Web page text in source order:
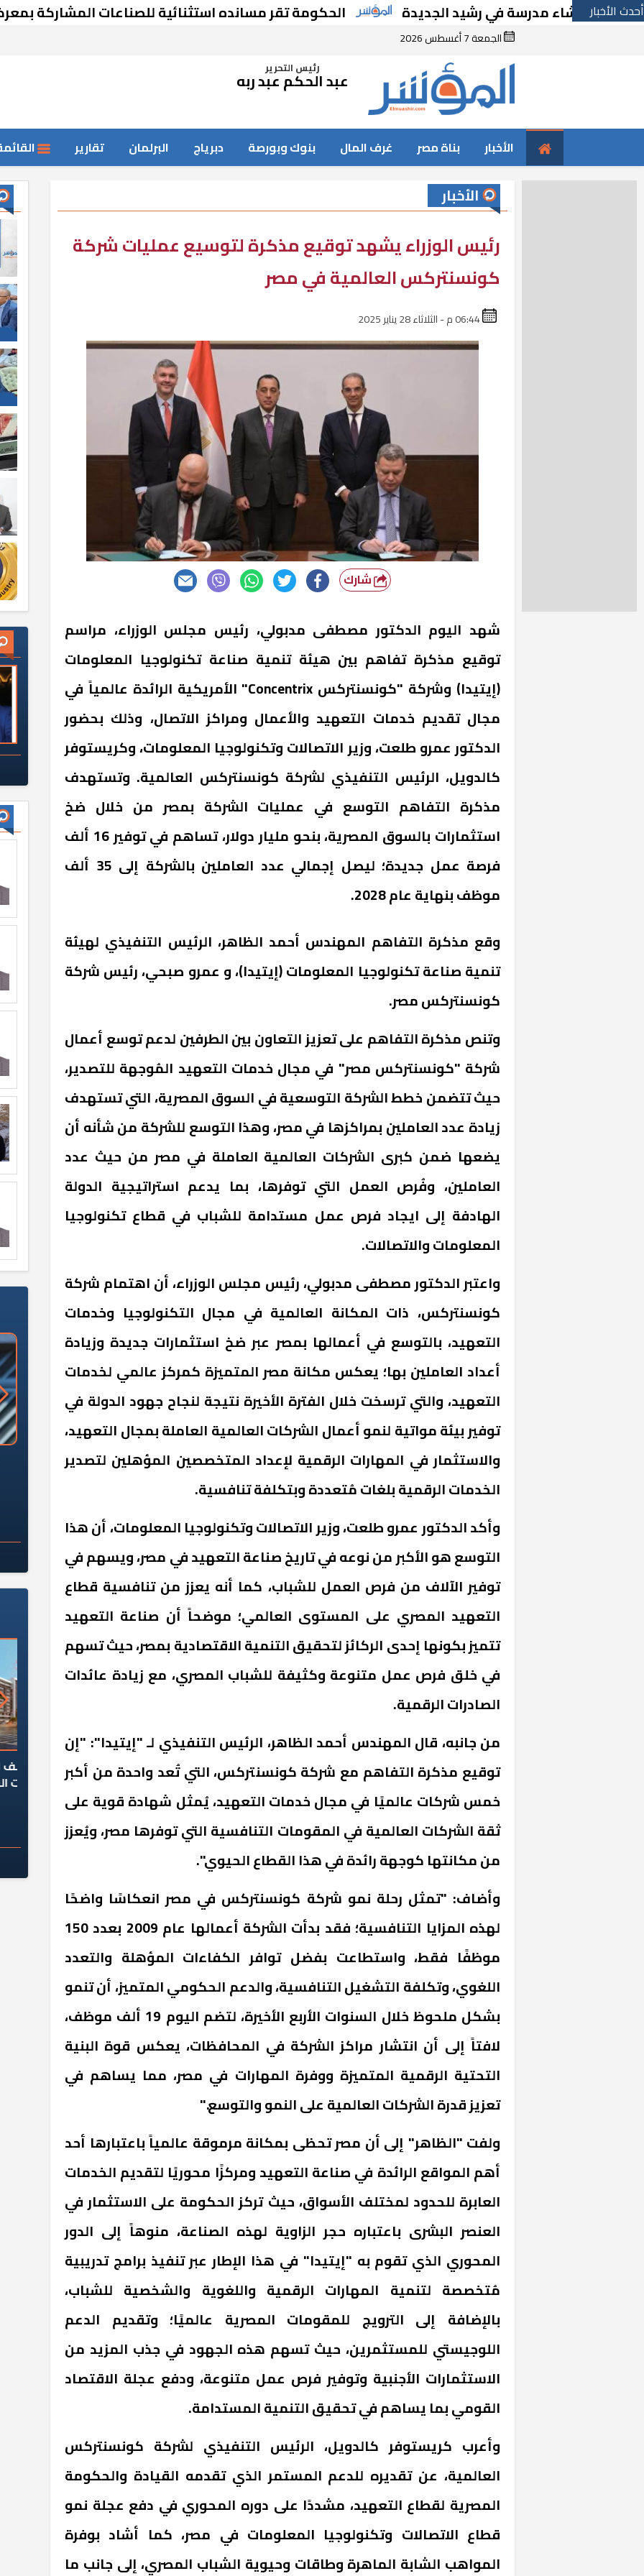
أحدث الأخبار
بإنشاء مدرسة في رشيد الجديدة الحكومة تقر مسانده استثنائية للصناعات المشاركة بمعرض
الجمعة 7 أغسطس 2026
رئيس التحرير
عبد الحكم عبد ربه
الأخبار بناة مصر غرف المال بنوك وبورصة دبرياج البرلمان تقارير
الأخبار
رئيس الوزراء يشهد توقيع مذكرة لتوسيع عمليات شركة
كونسنتركس العالمية في مصر
شارك
شهد اليوم الدكتور مصطفى مدبولي، رئيس مجلس الوزراء، مراسم
توقيع مذكرة تفاهم بين هيئة تنمية صناعة تكنولوجيا المعلومات
(إيتيدا) وشركة "كونسنتركس Concentrix" الأمريكية الرائدة عالمياً في
مجال تقديم خدمات التعهيد والأعمال ومراكز الاتصال، وذلك بحضور
الدكتور عمرو طلعت، وزير الاتصالات وتكنولوجيا المعلومات، وكريستوفر
كالدويل، الرئيس التنفيذي لشركة كونسنتركس العالمية. وتستهدف
مذكرة التفاهم التوسع في عمليات الشركة بمصر من خلال ضخ
استثمارات بالسوق المصرية، بنحو مليار دولار، تساهم في توفير 16 ألف
فرصة عمل جديدة؛ ليصل إجمالي عدد العاملين بالشركة إلى 35 ألف
موظف بنهاية عام 2028.
وقع مذكرة التفاهم المهندس أحمد الظاهر، الرئيس التنفيذي لهيئة
تنمية صناعة تكنولوجيا المعلومات (إيتيدا)، و عمرو صبحي، رئيس شركة
كونسنتركس مصر.
وتنص مذكرة التفاهم على تعزيز التعاون بين الطرفين لدعم توسع أعمال
شركة "كونسنتركس مصر" في مجال خدمات التعهيد المُوجهة للتصدير،
حيث تتضمن خطط الشركة التوسعية في السوق المصرية، التي تستهدف
زيادة عدد العاملين بمراكزها في مصر، وهذا التوسع للشركة من شأنه أن
يضعها ضمن كبرى الشركات العالمية العاملة في مصر من حيث عدد
العاملين، وفُرص العمل التي توفرها، بما يدعم استراتيجية الدولة
الهادفة إلى ايجاد فرص عمل مستدامة للشباب في قطاع تكنولوجيا
المعلومات والاتصالات.
واعتبر الدكتور مصطفى مدبولي، رئيس مجلس الوزراء، أن اهتمام شركة
كونسنتركس، ذات المكانة العالمية في مجال التكنولوجيا وخدمات
التعهيد، بالتوسع في أعمالها بمصر عبر ضخ استثمارات جديدة وزيادة
أعداد العاملين بها؛ يعكس مكانة مصر المتميزة كمركز عالمي لخدمات
التعهيد، والتي ترسخت خلال الفترة الأخيرة نتيجة لنجاح جهود الدولة في
توفير بيئة مواتية لنمو أعمال الشركات العالمية العاملة بمجال التعهيد،
والاستثمار في المهارات الرقمية لإعداد المتخصصين المؤهلين لتصدير
الخدمات الرقمية بلغات مُتعددة وبتكلفة تنافسية.
وأكد الدكتور عمرو طلعت، وزير الاتصالات وتكنولوجيا المعلومات، أن هذا
التوسع هو الأكبر من نوعه في تاريخ صناعة التعهيد في مصر، ويسهم في
توفير الآلاف من فرص العمل للشباب، كما أنه يعزز من تنافسية قطاع
التعهيد المصري على المستوى العالمي؛ موضحاً أن صناعة التعهيد
تتميز بكونها إحدى الركائز لتحقيق التنمية الاقتصادية بمصر، حيث تسهم
في خلق فرص عمل متنوعة وكثيفة للشباب المصري، مع زيادة عائدات
الصادرات الرقمية.
من جانبه، قال المهندس أحمد الظاهر، الرئيس التنفيذي لـ "إيتيدا": "إن
توقيع مذكرة التفاهم مع شركة كونسنتركس، التي تُعد واحدة من أكبر
خمس شركات عالميًا في مجال خدمات التعهيد، يُمثل شهادة قوية على
ثقة الشركات العالمية في المقومات التنافسية التي توفرها مصر، ويُعزز
من مكانتها كوجهة رائدة في هذا القطاع الحيوي".
وأضاف: "تمثل رحلة نمو شركة كونسنتركس في مصر انعكاسًا واضحًا
لهذه المزايا التنافسية؛ فقد بدأت الشركة أعمالها عام 2009 بعدد 150
موظفًا فقط، واستطاعت بفضل توافر الكفاءات المؤهلة والتعدد
اللغوي، وتكلفة التشغيل التنافسية، والدعم الحكومي المتميز، أن تنمو
بشكل ملحوظ خلال السنوات الأربع الأخيرة، لتضم اليوم 19 ألف موظف،
لافتاً إلى أن انتشار مراكز الشركة في المحافظات، يعكس قوة البنية
التحتية الرقمية المتميزة ووفرة المهارات في مصر، مما يساهم في
تعزيز قدرة الشركات العالمية على النمو والتوسع."
ولفت "الظاهر" إلى أن مصر تحظى بمكانة مرموقة عالمياً باعتبارها أحد
أهم المواقع الرائدة في صناعة التعهيد ومركزًا محوريًا لتقديم الخدمات
العابرة للحدود لمختلف الأسواق، حيث تركز الحكومة على الاستثمار في
العنصر البشرى باعتباره حجر الزاوية لهذه الصناعة، منوهاً إلى الدور
المحوري الذي تقوم به "إيتيدا" في هذا الإطار عبر تنفيذ برامج تدريبية
مُتخصصة لتنمية المهارات الرقمية واللغوية والشخصية للشباب،
بالإضافة إلى الترويج للمقومات المصرية عالميًا؛ وتقديم الدعم
اللوجيستي للمستثمرين، حيث تسهم هذه الجهود في جذب المزيد من
الاستثمارات الأجنبية وتوفير فرص عمل متنوعة، ودفع عجلة الاقتصاد
القومي بما يساهم في تحقيق التنمية المستدامة.
وأعرب كريستوفر كالدويل، الرئيس التنفيذي لشركة كونسنتركس
العالمية، عن تقديره للدعم المستمر الذي تقدمه القيادة والحكومة
المصرية لقطاع التعهيد، مشددًا على دوره المحوري في دفع عجلة نمو
قطاع الاتصالات وتكنولوجيا المعلومات في مصر، كما أشاد بوفرة
المواهب الشابة الماهرة وطاقات وحيوية الشباب المصري، إلى جانب ما
«وزارة الآثار»: العُثور على 10 توابيت
خشبية بفناء مقبرة "باكي"
سلامة الغذاء: 285 ألف طن صادرات
«المؤشر» يطرح السؤال الصعب: هل
كان اختيار خريج معهد العاشر من
رمضان وزيرًا للإسكان قرارًا صائبًا؟
لماذا تخالف الشركات العقارية
تعليمات الرئيس السيسي؟